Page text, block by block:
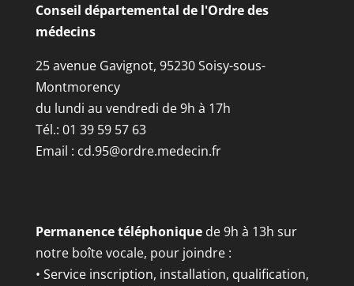
Conseil départemental de l'Ordre des
médecins
25 avenue Gavignot, 95230 Soisy-sous-
Montmorency
du lundi au vendredi de 9h à 17h
Tél.: 01 39 59 57 63
Email : cd.95@ordre.medecin.fr
Permanence téléphoniquede 9h à 13h sur
notre boîte vocale, pour joindre :
• Service inscription, installation, qualification,